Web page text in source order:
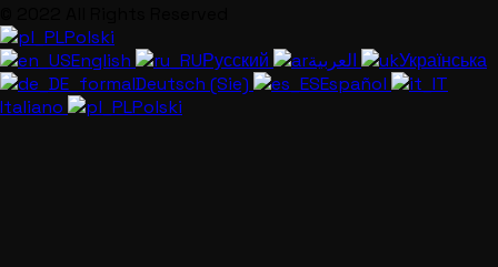
Polski
English
Русский
Українська
Deutsch (Sie)
Español
Italiano
Polski